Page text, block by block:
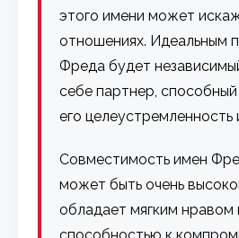
этого имени может
отношениях. Идеальным
Фреда будет
себе партнер,
его целеустремленность
Совместимость имен
может быть очень
обладает мягким нравом